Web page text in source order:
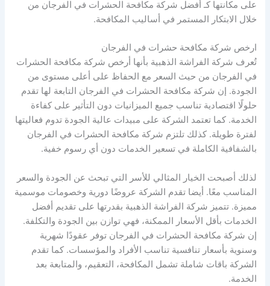
على مكانتها كـ أفضل شركة مكافحة الحشرات في الفرجان من
خلال الابتكار المستمر في أساليب المكافحة.
ارخص شركة مكافحة حشرات في الفرجان
تُعرف شركة الفراشة الذهبية بأنها أرخص شركة مكافحة الحشرات
في الفرجان من حيث السعر مع الحفاظ على أعلى مستوى من
الجودة. إن شركة مكافحة الحشرات في الفرجان التابعة لها تقدم
حلولًا اقتصادية تناسب جميع الميزانيات دون التأثير على كفاءة
الخدمة. كما تعتمد الشركة على مبيدات عالية الجودة تدوم فعاليتها
لفترة طويلة. كذلك تلتزم شركة مكافحة الحشرات في الفرجان
بالشفافية الكاملة في تسعير الخدمات دون أي رسوم خفية.
لذلك أصبحت الخيار المثالي للأسر التي تبحث عن الجودة والسعر
المناسب معًا. أيضا تقدم الشركة عروضًا دورية وخصومات موسمية
مميزة. تتميز شركة الفراشة الذهبية بقدرتها على تقديم أفضل
الخدمات بأقل الأسعار الممكنة، فهي توازن بين الجودة والتكلفة.
إن شركة مكافحة الحشرات في الفرجان توفر عقودًا شهرية
وسنوية بأسعار تنافسية تناسب الأفراد والمؤسسات. كما تقدم
الشركة باقات شاملة تشمل المكافحة، التعقيم، والمتابعة بعد
الخدمة.